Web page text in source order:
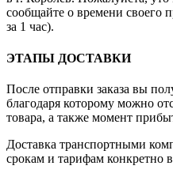
сообщайте о времени своего
за 1 час).
ЭТАПЫ ДОСТАВКИ
После отправки заказа вы
благодаря которому можно
товара, а также момент
Доставка транспортными
срокам и тарифам конкретно